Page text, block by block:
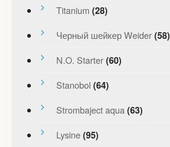
Titanium (28)
Черный шейкер Weider (58)
N.O. Starter (60)
Stanobol (64)
Strombaject aqua (63)
Lysine (95)